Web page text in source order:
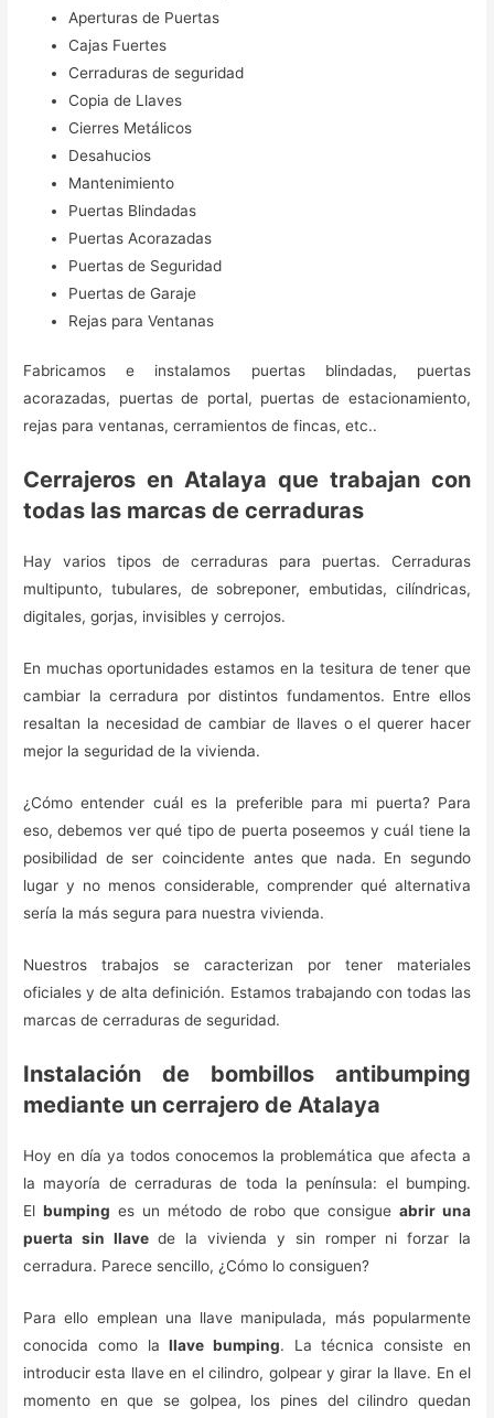
Aperturas de Puertas
Cajas Fuertes
Cerraduras de seguridad
Copia de Llaves
Cierres Metálicos
Desahucios
Mantenimiento
Puertas Blindadas
Puertas Acorazadas
Puertas de Seguridad
Puertas de Garaje
Rejas para Ventanas
Fabricamos e instalamos puertas blindadas, puertas
acorazadas, puertas de portal, puertas de estacionamiento,
rejas para ventanas, cerramientos de fincas, etc..
Cerrajeros en Atalaya que trabajan con
todas las marcas de cerraduras
Hay varios tipos de cerraduras para puertas. Cerraduras
multipunto, tubulares, de sobreponer, embutidas, cilíndricas,
digitales, gorjas, invisibles y cerrojos.
En muchas oportunidades estamos en la tesitura de tener que
cambiar la cerradura por distintos fundamentos. Entre ellos
resaltan la necesidad de cambiar de llaves o el querer hacer
mejor la seguridad de la vivienda.
¿Cómo entender cuál es la preferible para mi puerta? Para
eso, debemos ver qué tipo de puerta poseemos y cuál tiene la
posibilidad de ser coincidente antes que nada. En segundo
lugar y no menos considerable, comprender qué alternativa
sería la más segura para nuestra vivienda.
Nuestros trabajos se caracterizan por tener materiales
oficiales y de alta definición. Estamos trabajando con todas las
marcas de cerraduras de seguridad.
Instalación de bombillos antibumping
mediante un cerrajero de Atalaya
Hoy en día ya todos conocemos la problemática que afecta a
la mayoría de cerraduras de toda la península: el bumping.
El bumping es un método de robo que consigueabrir una
puerta sin llavede la vivienda y sin romper ni forzar la
cerradura. Parece sencillo, ¿Cómo lo consiguen?
Para ello emplean una llave manipulada, más popularmente
conocida como lallave bumping. La técnica consiste en
introducir esta llave en el cilindro, golpear y girar la llave. En el
momento en que se golpea, los pines del cilindro quedan